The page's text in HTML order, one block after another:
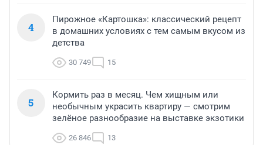
4
Пирожное «Картошка»: классический рецепт
в домашних условиях с тем самым вкусом из
детства
30 749 15
5
Кормить раз в месяц. Чем хищным или
необычным украсить квартиру — смотрим
зелёное разнообразие на выставке экзотики
26 846 13